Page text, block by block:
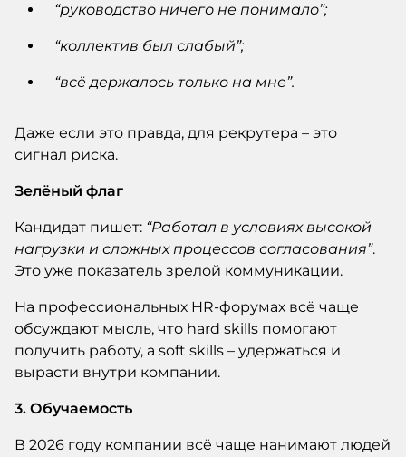
“руководство ничего не понимало”;
“коллектив был слабый”;
“всё держалось только на мне”.
Даже если это правда, для рекрутера – это
сигнал риска.
Зелёный флаг
Кандидат пишет:“Работал в условиях высокой
нагрузки и сложных процессов согласования”.
Это уже показатель зрелой коммуникации.
На профессиональных HR-форумах всё чаще
обсуждают мысль, что hard skills помогают
получить работу, а soft skills – удержаться и
вырасти внутри компании.
3. Обучаемость
В 2026 году компании всё чаще нанимают людей